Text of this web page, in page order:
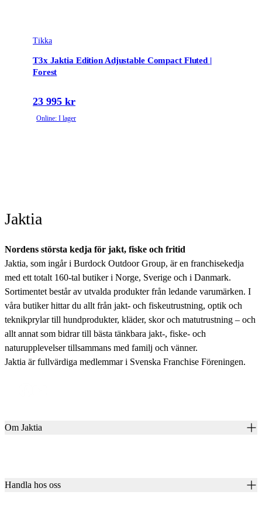
Tikka
T3x Jaktia Edition Adjustable Compact Fluted |
Forest
23 995 kr
Online: I lager
Jaktia
Nordens största kedja för jakt, fiske och fritid
Jaktia, som ingår i Burdock Outdoor Group, är en franchisekedja
med ett totalt 160-tal butiker i Norge, Sverige och i Danmark.
Sortimentet består av utvalda produkter från ledande varumärken. I
våra butiker hittar du allt från jakt- och fiskeutrustning, optik och
teknikprylar till hundprodukter, kläder, skor och matutrustning – och
allt annat som bidrar till bästa tänkbara jakt-, fiske- och
naturupplevelser tillsammans med familj och vänner.
Jaktia är fullvärdiga medlemmar i Svenska Franchise Föreningen.
Om Jaktia
Karriär
Handla hos oss